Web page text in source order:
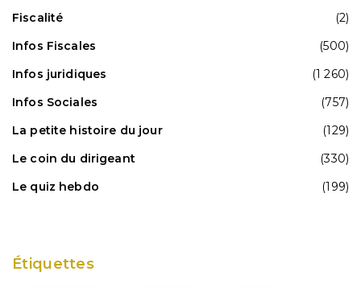
Fiscalité
(2)
Infos Fiscales
(500)
Infos juridiques
(1 260)
Infos Sociales
(757)
La petite histoire du jour
(129)
Le coin du dirigeant
(330)
Le quiz hebdo
(199)
Étiquettes